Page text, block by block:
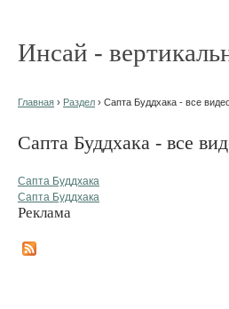
Инсай -
Главная › Раздел › Сапта Буддхака - все
Сапта Буддхака - все
Сапта Буддхака
Сапта Буддхака
Реклама